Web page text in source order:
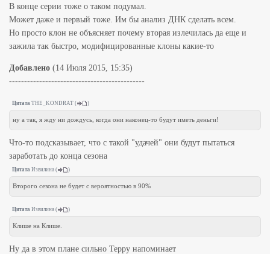
В конце серии тоже о таком подумал.
Может даже и первый тоже. Им бы анализ ДНК сделать всем.
Но просто клон не объясняет почему вторая излечилась да еще и
зажила так быстро, модифицированные клоны какие-то
Добавлено (14 Июля 2015, 15:35)
---------------------------------------------
Цитата THE_KONDRAT ( )
ну а так, я жду ни дождусь, когда они наконец-то будут иметь деньги!
Что-то подсказывает, что с такой "удачей" они будут пытаться
заработать до конца сезона
Цитата Извилина ( )
Второго сезона не будет с вероятностью в 90%
Цитата Извилина ( )
Клише на Клише.
Ну да в этом плане сильно Терру напоминает